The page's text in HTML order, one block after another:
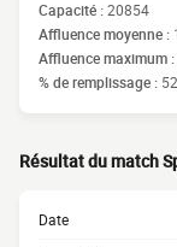
Capacité :20854
Affluence moyenne :
Affluence maximum :
% de remplissage : 52
Résultat du match
Date